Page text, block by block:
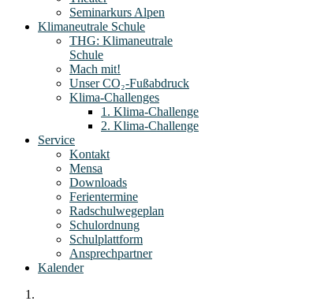
Seminarkurs Alpen
Klimaneutrale Schule
THG: Klimaneutrale
Schule
Mach mit!
Unser CO₂-Fußabdruck
Klima-Challenges
1. Klima-Challenge
2. Klima-Challenge
Service
Kontakt
Mensa
Downloads
Ferientermine
Radschulwegeplan
Schulordnung
Schulplattform
Ansprechpartner
Kalender